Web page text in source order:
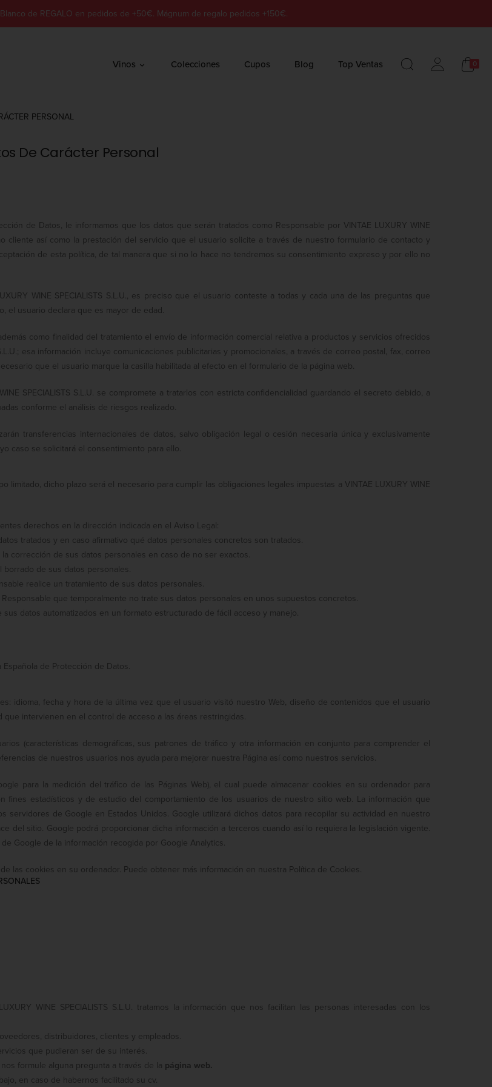
de REGALO en pedidos de +50€. Mágnum de regalo pedidos +150€.
Vinos Colecciones Cupos Blog Top Ventas 0
PERSONAL
De Carácter Personal
de Datos, le informamos que los datos que serán tratados como Responsable por VINTAE LUXURY WINE
cliente así como la prestación del servicio que el usuario solicite a través de nuestro formulario de contacto y
de esta política, de tal manera que si no lo hace no tendremos su consentimiento expreso y por ello no
WINE SPECIALISTS S.L.U., es preciso que el usuario conteste a todas y cada una de las preguntas que
el usuario declara que es mayor de edad.
como finalidad del tratamiento el envío de información comercial relativa a productos y servicios ofrecidos
esa información incluye comunicaciones publicitarias y promocionales, a través de correo postal, fax, correo
que el usuario marque la casilla habilitada al efecto en el formulario de la página web.
SPECIALISTS S.L.U. se compromete a tratarlos con estricta confidencialidad guardando el secreto debido, a
conforme el análisis de riesgos realizado.
transferencias internacionales de datos, salvo obligación legal o cesión necesaria única y exclusivamente
caso se solicitará el consentimiento para ello.
dicho plazo será el necesario para cumplir las obligaciones legales impuestas a VINTAE LUXURY WINE
derechos en la dirección indicada en el Aviso Legal:
tratados y en caso afirmativo qué datos personales concretos son tratados.
corrección de sus datos personales en caso de no ser exactos.
de sus datos personales.
realice un tratamiento de sus datos personales.
que temporalmente no trate sus datos personales en unos supuestos concretos.
datos automatizados en un formato estructurado de fácil acceso y manejo.
de Protección de Datos.
idioma, fecha y hora de la última vez que el usuario visitó nuestro Web, diseño de contenidos que el usuario
intervienen en el control de acceso a las áreas restringidas.
(características demográficas, sus patrones de tráfico y otra información en conjunto para comprender el
de nuestros usuarios nos ayuda para mejorar nuestra Página así como nuestros servicios.
para la medición del tráfico de las Páginas Web), el cual puede almacenar cookies en su ordenador para
fines estadísticos y de estudio del comportamiento de los usuarios de nuestro sitio web. La información que
servidores de Google en Estados Unidos. Google utilizará dichos datos para recopilar su actividad en nuestro
del sitio. Google podrá proporcionar dicha información a terceros cuando así lo requiera la legislación vigente.
Google de la información recogida por Google Analytics.
las cookies en su ordenador. Puede obtener más información en nuestra Política de Cookies.
WINE SPECIALISTS S.L.U. tratamos la información que nos facilitan las personas interesadas con los
distribuidores, clientes y empleados.
que pudieran ser de su interés.
formule alguna pregunta a través de la página web.
en caso de habernos facilitado su cv.